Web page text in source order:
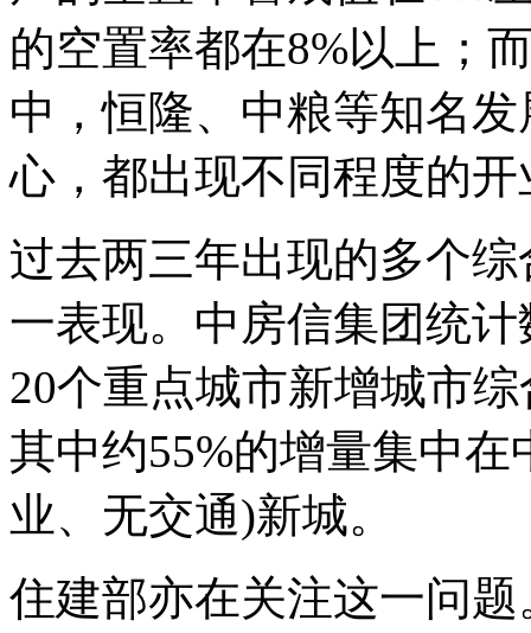
的空置率都在8%以上；
中，恒隆、中粮等知名
心，都出现不同程度的
过去两三年出现的多个
一表现。中房信集团统
20个重点城市新增城市
其中约55%的增量集中
业、无交通)新城。
住建部亦在关注这一问